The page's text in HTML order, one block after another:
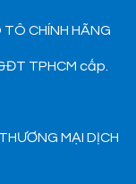
CHÍNH HÃNG
TPHCM cấp.
MẠI DỊCH